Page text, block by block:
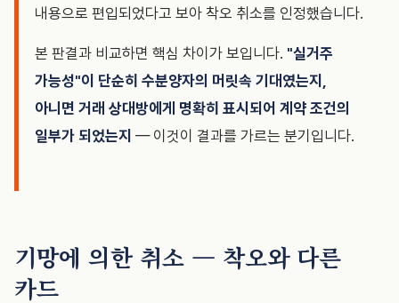
내용으로 편입되었다고 보아 착오 취소를 인정했습니다.
본 판결과 비교하면 핵심 차이가 보입니다. "실거주
가능성"이 단순히 수분양자의 머릿속 기대였는지,
아니면 거래 상대방에게 명확히 표시되어 계약 조건의
일부가 되었는지 — 이것이 결과를 가르는 분기입니다.
기망에 의한 취소 — 착오와 다른
카드